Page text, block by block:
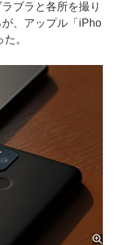
ブラと各所を撮り
、アップル「iPho
。